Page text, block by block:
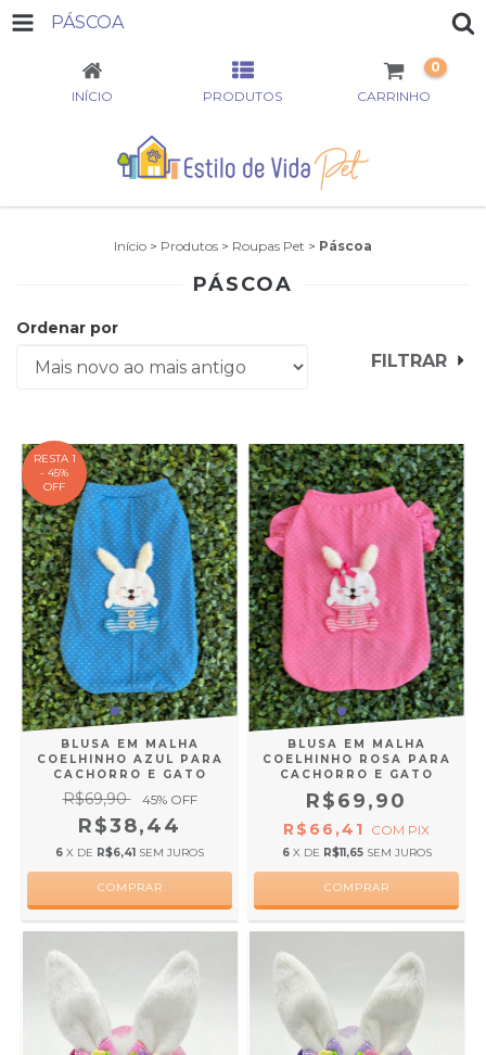
PÁSCOA
INÍCIO PRODUTOS CARRINHO
0
Início > Produtos > Roupas Pet > Páscoa
PÁSCOA
Ordenar por
FILTRAR
RESTA 1
- 45%
OFF
BLUSA EM MALHA
COELHINHO AZUL PARA
CACHORRO E GATO
R$69,90 45% OFF
R$38,44
6 X DE R$6,41 SEM JUROS
COMPRAR
BLUSA EM MALHA
COELHINHO ROSA PARA
CACHORRO E GATO
R$69,90
R$66,41 COM PIX
6 X DE R$11,65 SEM JUROS
COMPRAR